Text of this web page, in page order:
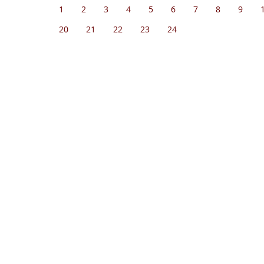
1 2 3 4 5 6 7 8 9
20
21 22 23 24